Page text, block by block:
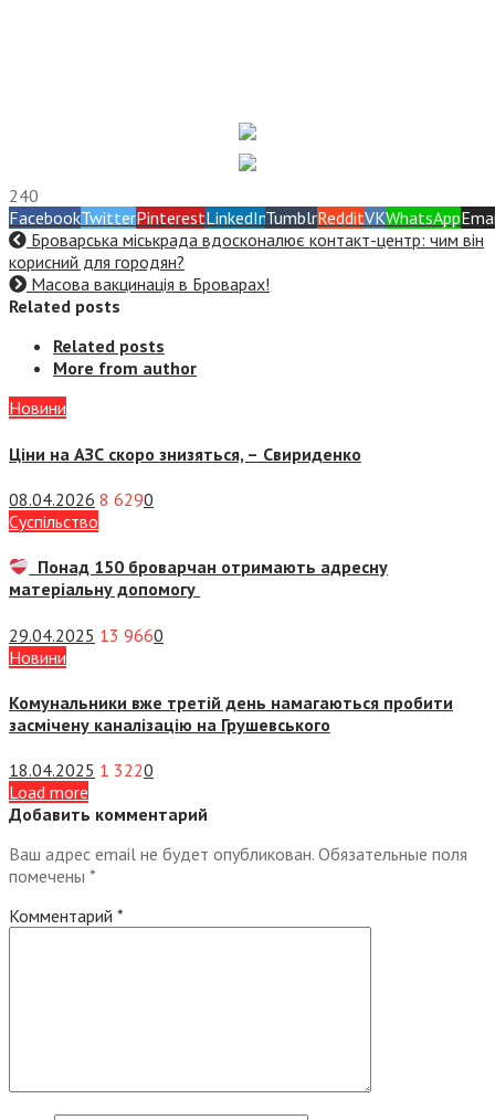
240
FacebookTwitterPinterestLinkedInTumblrRedditVKWhatsApp
Броварська міськрада вдосконалює контакт-центр: чим він
корисний для городян?
Масова вакцинація в Броварах!
Related posts
Related posts
More from author
Новини
Ціни на АЗС скоро знизяться, – Свириденко
08.04.2026 8 6290
Суспiльство
Понад 150 броварчан отримають адресну
матеріальну допомогу
29.04.2025 13 9660
Новини
Комунальники вже третій день намагаються пробити
засмічену каналізацію на Грушевського
18.04.2025 1 3220
Load more
Добавить комментарий
Ваш адрес email не будет опубликован. Обязательные поля
помечены *
Комментарий *